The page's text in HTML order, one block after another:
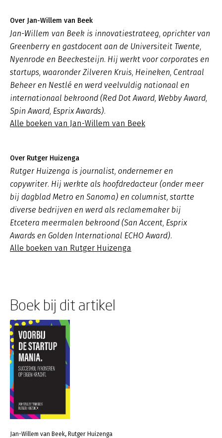
Over Jan-Willem van Beek
Jan-Willem van Beek is innovatiestrateeg, oprichter van
Greenberry en gastdocent aan de Universiteit Twente,
Nyenrode en Beeckesteijn. Hij werkt voor corporates en
startups, waaronder Zilveren Kruis, Heineken, Centraal
Beheer en Nestlé en werd veelvuldig nationaal en
internationaal bekroond (Red Dot Award, Webby Award,
Spin Award, Esprix Awards).
Alle boeken van Jan-Willem van Beek
Over Rutger Huizenga
Rutger Huizenga is journalist, ondernemer en
copywriter. Hij werkte als hoofdredacteur (onder meer
bij dagblad Metro en Sanoma) en columnist, startte
diverse bedrijven en werd als reclamemaker bij
Etcetera meermalen bekroond (San Accent, Esprix
Awards en Golden International ECHO Award).
Alle boeken van Rutger Huizenga
Boek bij dit artikel
Jan-Willem van Beek, Rutger Huizenga